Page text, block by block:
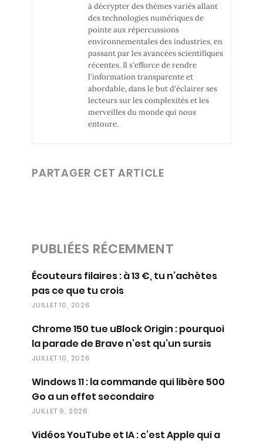
à décrypter des thèmes variés allant
des technologies numériques de
pointe aux répercussions
environnementales des industries, en
passant par les avancées scientifiques
récentes. Il s'efforce de rendre
l'information transparente et
abordable, dans le but d'éclairer ses
lecteurs sur les complexités et les
merveilles du monde qui nous
entoure.
PARTAGER CET ARTICLE
PUBLIÉES RÉCEMMENT
Écouteurs filaires : à 13 €, tu n’achètes
pas ce que tu crois
JUILLET 10, 2026
Chrome 150 tue uBlock Origin : pourquoi
la parade de Brave n’est qu’un sursis
JUILLET 10, 2026
Windows 11 : la commande qui libère 500
Go a un effet secondaire
JUILLET 9, 2026
Vidéos YouTube et IA : c’est Apple qui a